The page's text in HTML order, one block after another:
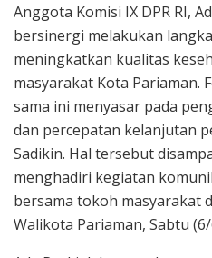
Anggota Komisi IX DPR RI,
bersinergi melakukan
meningkatkan kualitas
masyarakat Kota Pariaman.
sama ini menyasar pada
dan percepatan kelanjutan
Sadikin. Hal tersebut
menghadiri kegiatan
bersama tokoh masyarakat
Walikota Pariaman, Sabtu (6/